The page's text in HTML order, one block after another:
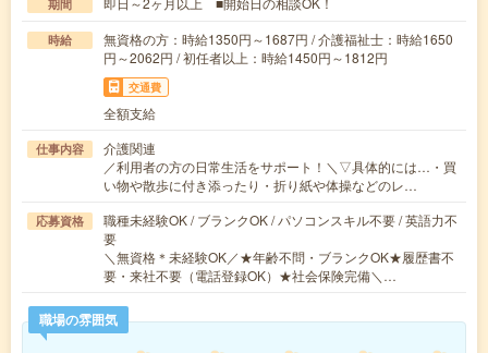
期間
時給
無資格の方：時給1350円～1687円 / 介護福祉士：時給1650
円～2062円 / 初任者以上：時給1450円～1812円
交通費
全額支給
仕事内容
介護関連
／利用者の方の日常生活をサポート！＼▽具体的には…・買
い物や散歩に付き添ったり・折り紙や体操などのレ…
応募資格
職種未経験OK / ブランクOK / パソコンスキル不要 / 英語力不
要
＼無資格＊未経験OK／★年齢不問・ブランクOK★履歴書不
要・来社不要（電話登録OK）★社会保険完備＼…
職場の雰囲気